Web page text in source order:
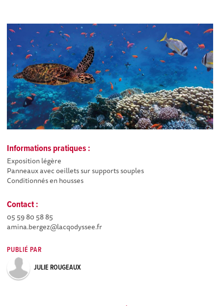
Informations pratiques :
Exposition légère
Panneaux avec oeillets sur supports souples
Conditionnés en housses
Contact :
05 59 80 58 85
amina.bergez@lacqodyssee.fr
PUBLIÉ PAR
JULIE ROUGEAUX